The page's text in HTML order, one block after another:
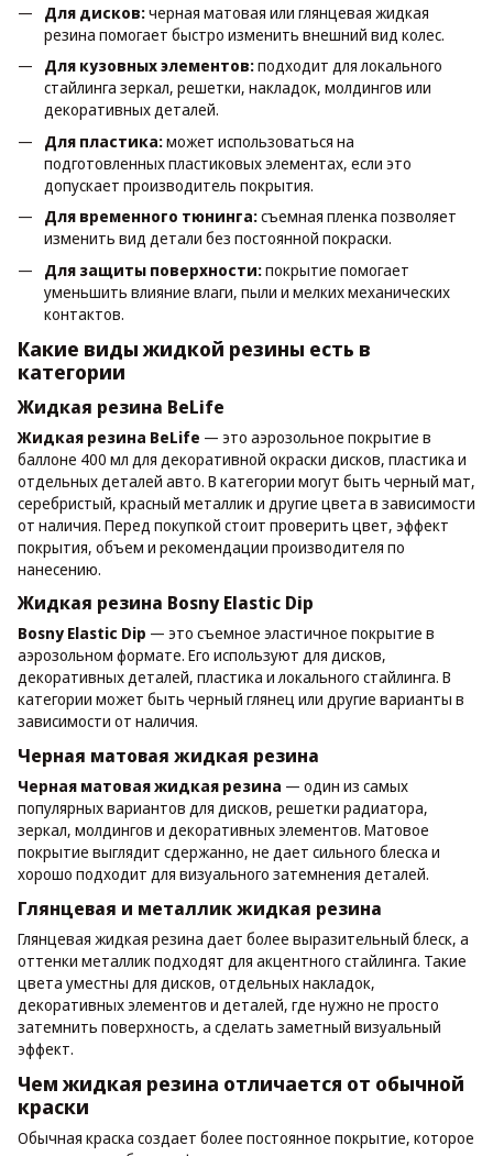
Для дисков:черная матовая или глянцевая жидкая
резина помогает быстро изменить внешний вид колес.
Для кузовных элементов:подходит для локального
стайлинга зеркал, решетки, накладок, молдингов или
декоративных деталей.
Для пластика:может использоваться на
подготовленных пластиковых элементах, если это
допускает производитель покрытия.
Для временного тюнинга:съемная пленка позволяет
изменить вид детали без постоянной покраски.
Для защиты поверхности:покрытие помогает
уменьшить влияние влаги, пыли и мелких механических
контактов.
Какие виды жидкой резины есть в
категории
Жидкая резина BeLife
Жидкая резина BeLife — это аэрозольное покрытие в
баллоне 400 мл для декоративной окраски дисков, пластика и
отдельных деталей авто. В категории могут быть черный мат,
серебристый, красный металлик и другие цвета в зависимости
от наличия. Перед покупкой стоит проверить цвет, эффект
покрытия, объем и рекомендации производителя по
нанесению.
Жидкая резина Bosny Elastic Dip
Bosny Elastic Dip — это съемное эластичное покрытие в
аэрозольном формате. Его используют для дисков,
декоративных деталей, пластика и локального стайлинга. В
категории может быть черный глянец или другие варианты в
зависимости от наличия.
Черная матовая жидкая резина
Черная матовая жидкая резина — один из самых
популярных вариантов для дисков, решетки радиатора,
зеркал, молдингов и декоративных элементов. Матовое
покрытие выглядит сдержанно, не дает сильного блеска и
хорошо подходит для визуального затемнения деталей.
Глянцевая и металлик жидкая резина
Глянцевая жидкая резина дает более выразительный блеск, а
оттенки металлик подходят для акцентного стайлинга. Такие
цвета уместны для дисков, отдельных накладок,
декоративных элементов и деталей, где нужно не просто
затемнить поверхность, а сделать заметный визуальный
эффект.
Чем жидкая резина отличается от обычной
краски
Обычная краска создает более постоянное покрытие, которое